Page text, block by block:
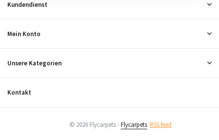
Kundendienst
Mein Konto
Unsere Kategorien
Kontakt
© 2026 Flycarpets -Flycarpets RSS feed